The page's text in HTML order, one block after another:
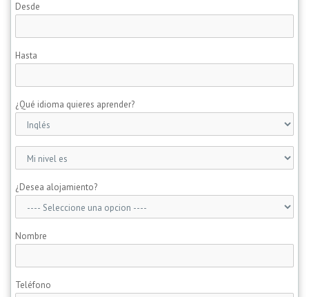
Desde
Hasta
¿Qué idioma quieres aprender?
¿Desea alojamiento?
Nombre
Teléfono